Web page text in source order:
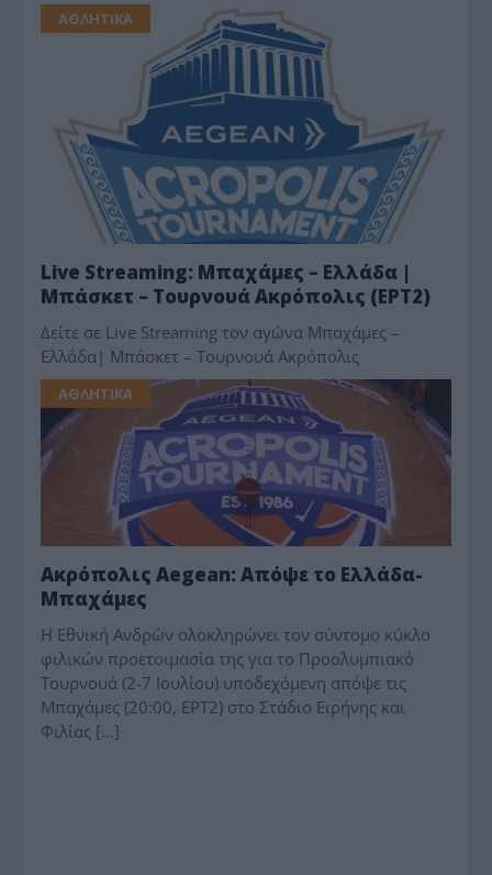
ΑΘΛΗΤΙΚΑ
Live Streaming: Μπαχάμες – Ελλάδα |
Μπάσκετ – Τουρνουά Ακρόπολις (EΡΤ2)
Δείτε σε Live Streaming τον αγώνα Μπαχάμες –
Ελλάδα| Μπάσκετ – Τουρνουά Ακρόπολις
ΑΘΛΗΤΙΚΑ
Ακρόπολις Aegean: Απόψε το Ελλάδα-
Μπαχάμες
Η Εθνική Ανδρών ολοκληρώνει τον σύντομο κύκλο
φιλικών προετοιμασία της για το Προολυμπιακό
Τουρνουά (2-7 Ιουλίου) υποδεχόμενη απόψε τις
Μπαχάμες (20:00, ΕΡΤ2) στο Στάδιο Ειρήνης και
Φιλίας […]